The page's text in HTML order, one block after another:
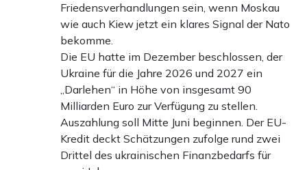
Friedensverhandlungen sein, wenn Moskau
wie auch Kiew jetzt ein klares Signal der Nato
bekomme.
Die EU hatte im Dezember beschlossen, der
Ukraine für die Jahre 2026 und 2027 ein
„Darlehen“ in Höhe von insgesamt 90
Milliarden Euro zur Verfügung zu stellen.
Auszahlung soll Mitte Juni beginnen. Der EU-
Kredit deckt Schätzungen zufolge rund zwei
Drittel des ukrainischen Finanzbedarfs für